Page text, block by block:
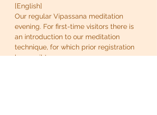
[English]
Our regular Vipassana meditation
evening. For first-time visitors there is
an introduction to our meditation
technique, for which prior registration
by email to